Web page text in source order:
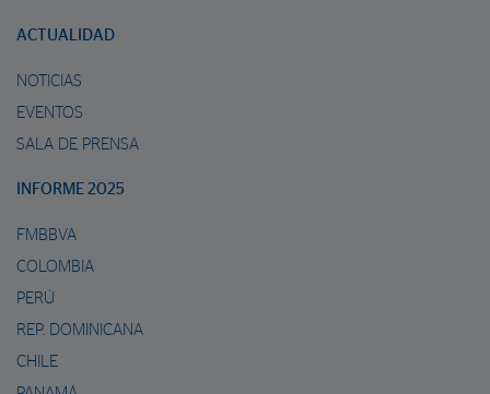
ACTUALIDAD
NOTICIAS
EVENTOS
SALA DE PRENSA
INFORME 2025
FMBBVA
COLOMBIA
PERÚ
REP. DOMINICANA
CHILE